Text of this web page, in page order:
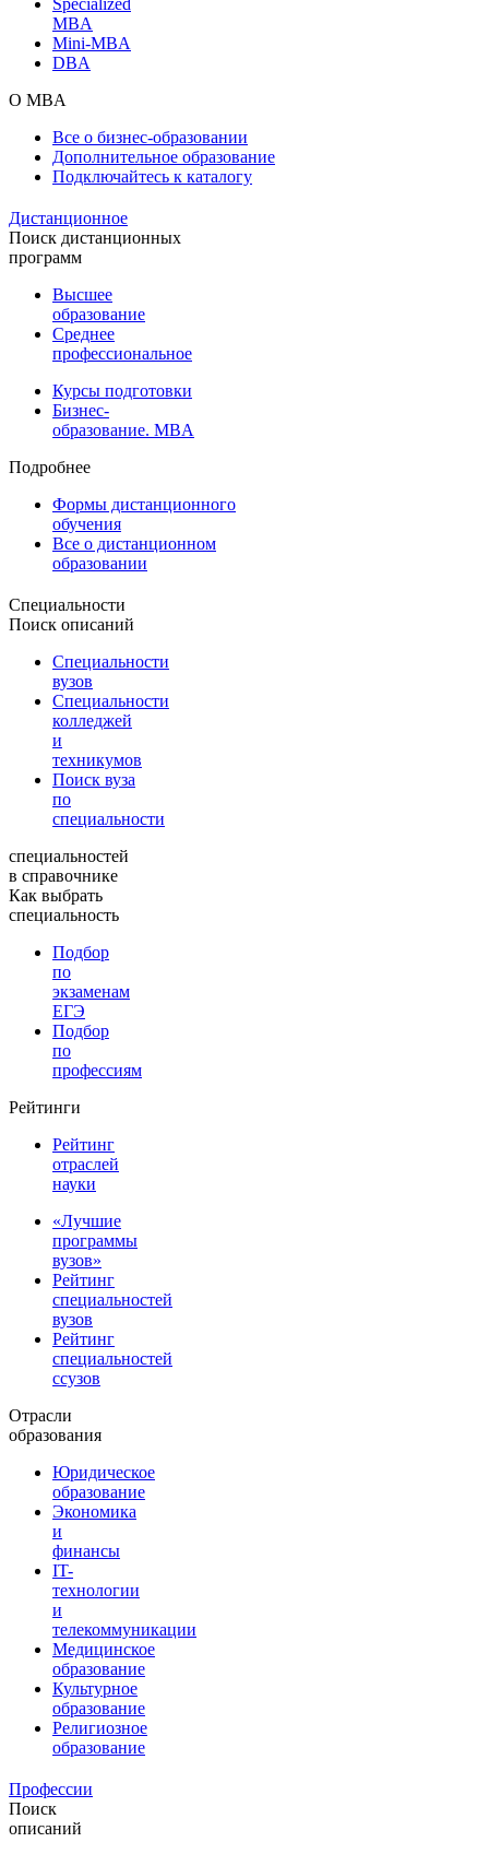
MBA
Mini-MBA
DBA
О MBA
Все о бизнес-образовании
Дополнительное образование
Подключайтесь к каталогу
Дистанционное
Поиск дистанционных
программ
Высшее
образование
Среднее
профессиональное
Курсы подготовки
Бизнес-
образование. MBA
Подробнее
Формы дистанционного
обучения
Все о дистанционном
образовании
Специальности
Поиск описаний
Специальности
вузов
Специальности
колледжей
и
техникумов
Поиск вуза
по
специальности
специальностей
в справочнике
Как выбрать
специальность
Подбор
по
экзаменам
ЕГЭ
Подбор
по
профессиям
Рейтинги
Рейтинг
отраслей
науки
«Лучшие
программы
вузов»
Рейтинг
специальностей
вузов
Рейтинг
специальностей
ссузов
Отрасли
образования
Юридическое
образование
Экономика
и
финансы
IT-
технологии
и
телекоммуникации
Медицинское
образование
Культурное
образование
Религиозное
образование
Профессии
Поиск
описаний